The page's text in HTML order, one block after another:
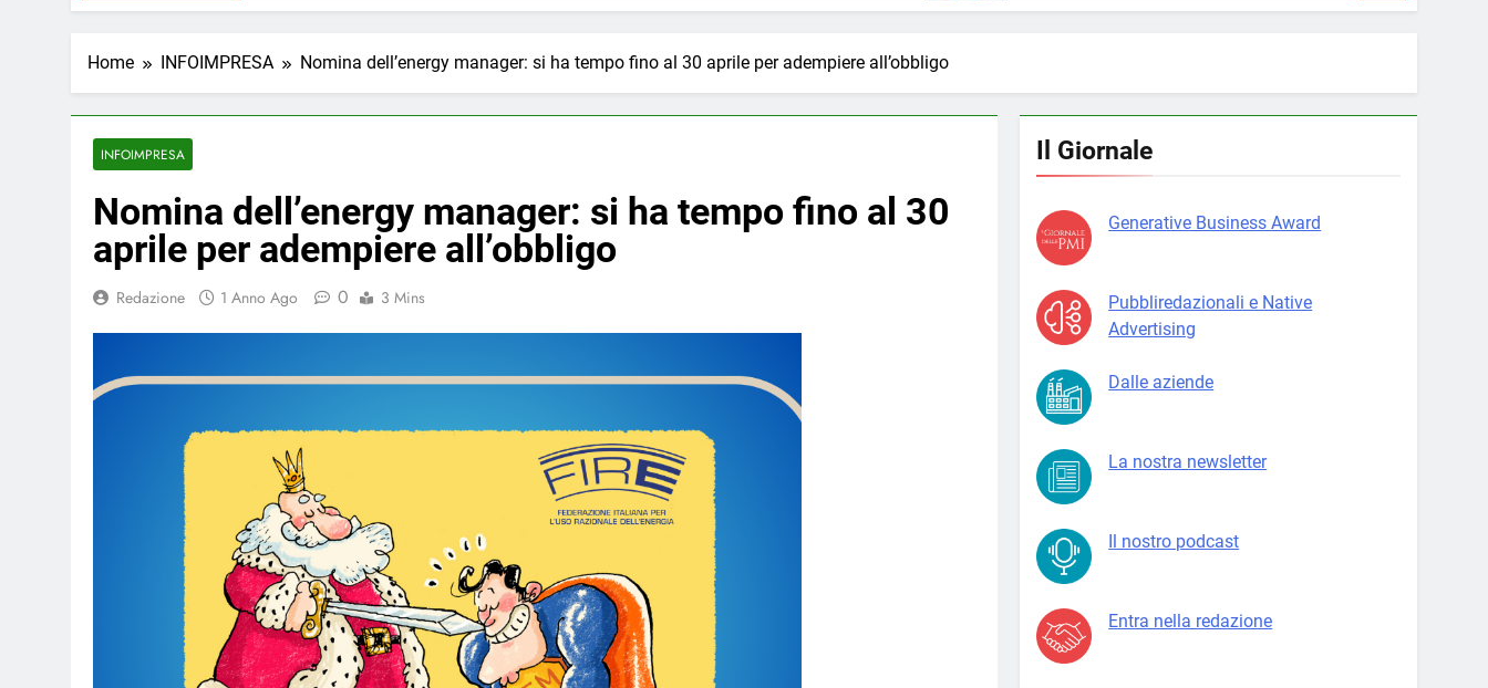
Home INFOIMPRESA Nomina dell’energy manager: si ha tempo fino al 30 aprile per adempiere all’obbligo
INFOIMPRESA
Nomina dell’energy manager: si ha tempo fino al 30
aprile per adempiere all’obbligo
Redazione 1 Anno Ago 0 3 Mins
Il Giornale
Generative Business Award
Pubbliredazionali e Native
Advertising
Dalle aziende
La nostra newsletter
Il nostro podcast
Entra nella redazione